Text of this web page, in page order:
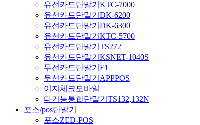
유선카드단말기KTC-7000
유선카드단말기DK-6200
유선카드단말기DK-6300
유선카드단말기KTC-5700
유선카드단말기TS272
유선카드단말기KSNET-1040S
무선카드단말기F1
무선카드단말기APPPOS
이지체크모바일
다기능통합단말기TS132,132N
포스/pos단말기
포스ZED-POS